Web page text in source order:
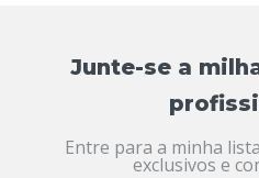
Junte-se a
Entre para a minha
exclusivos e